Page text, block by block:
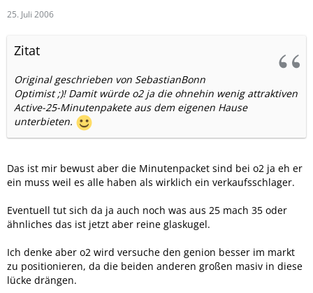
25. Juli 2006
Zitat
Original geschrieben von SebastianBonn
Optimist ;)! Damit würde o2 ja die ohnehin wenig attraktiven
Active-25-Minutenpakete aus dem eigenen Hause
unterbieten.
Das ist mir bewust aber die Minutenpacket sind bei o2 ja eh er
ein muss weil es alle haben als wirklich ein verkaufsschlager.
Eventuell tut sich da ja auch noch was aus 25 mach 35 oder
ähnliches das ist jetzt aber reine glaskugel.
Ich denke aber o2 wird versuche den genion besser im markt
zu positionieren, da die beiden anderen großen masiv in diese
lücke drängen.